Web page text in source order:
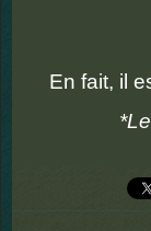
En fait, il